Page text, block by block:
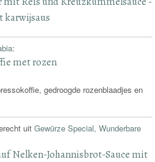
karwijsaus
:
met rozen
gedroogde rozenblaadjes en
uitGewürze Special, Wunderbare
Nelken-Johannisbrot-Sauce mit